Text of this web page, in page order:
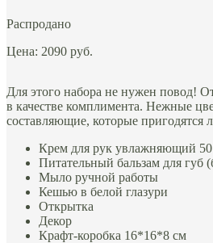
Распродано
Цена: 2090 руб.
Для этого набора не нужен повод!
в качестве комплимента. Нежные
составляющие, которые пригодятся
Крем для рук увлажняющий
Питательный бальзам для губ
Мыло ручной работы
Кешью в белой глазури
Открытка
Декор
Крафт-коробка 16*16*8 см